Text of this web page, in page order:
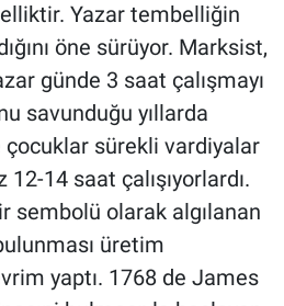
Yazar tembelliğin
öne sürüyor. Marksist,
günde 3 saat çalışmayı
savunduğu yıllarda
çocuklar sürekli vardiyalar
14 saat çalışıyorlardı.
sembolü olarak algılanan
üretim
yaptı. 1768 de James